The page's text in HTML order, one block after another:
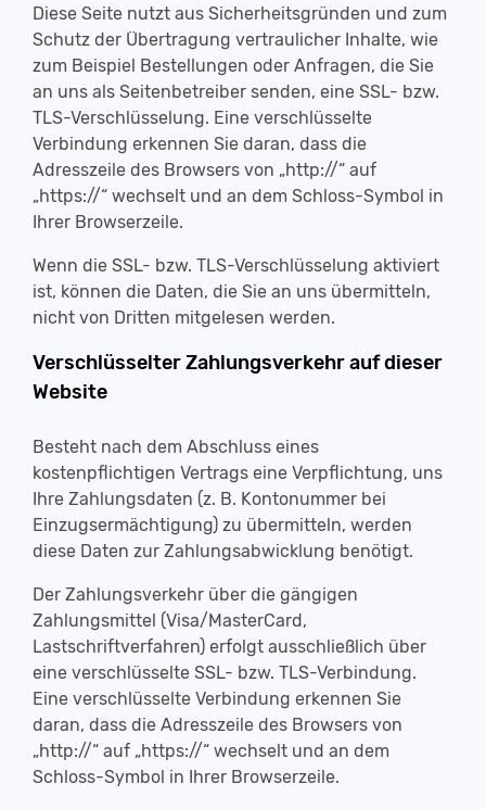
Diese Seite nutzt aus Sicherheitsgründen und zum
Schutz der Übertragung vertraulicher Inhalte, wie
zum Beispiel Bestellungen oder Anfragen, die Sie
an uns als Seitenbetreiber senden, eine SSL- bzw.
TLS-Verschlüsselung. Eine verschlüsselte
Verbindung erkennen Sie daran, dass die
Adresszeile des Browsers von „http://“ auf
„https://“ wechselt und an dem Schloss-Symbol in
Ihrer Browserzeile.
Wenn die SSL- bzw. TLS-Verschlüsselung aktiviert
ist, können die Daten, die Sie an uns übermitteln,
nicht von Dritten mitgelesen werden.
Verschlüsselter Zahlungsverkehr auf dieser
Website
Besteht nach dem Abschluss eines
kostenpflichtigen Vertrags eine Verpflichtung, uns
Ihre Zahlungsdaten (z. B. Kontonummer bei
Einzugsermächtigung) zu übermitteln, werden
diese Daten zur Zahlungsabwicklung benötigt.
Der Zahlungsverkehr über die gängigen
Zahlungsmittel (Visa/MasterCard,
Lastschriftverfahren) erfolgt ausschließlich über
eine verschlüsselte SSL- bzw. TLS-Verbindung.
Eine verschlüsselte Verbindung erkennen Sie
daran, dass die Adresszeile des Browsers von
„http://“ auf „https://“ wechselt und an dem
Schloss-Symbol in Ihrer Browserzeile.